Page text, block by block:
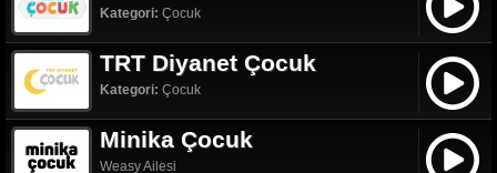
Kategori: Çocuk
TRT Diyanet Çocuk
Kategori: Çocuk
Minika Çocuk
Weasy Ailesi